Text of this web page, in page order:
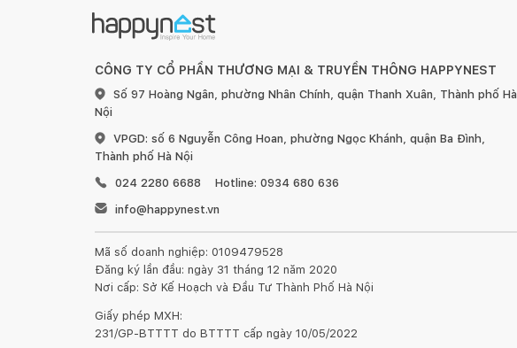
- Mẫu mã thiết kế: Hàn Quốc
CÔNG TY CỔ PHẦN THƯƠNG MẠI & TRUYỀN THÔNG HAPPYNEST
Số 97 Hoàng Ngân, phường Nhân Chính, quận Thanh Xuân, Thành phố Hà
Nội
VPGD: số 6 Nguyễn Công Hoan, phường Ngọc Khánh, quận Ba Đình,
Thành phố Hà Nội
024 2280 6688
Hotline: 0934 680 636
info@happynest.vn
Mã số doanh nghiệp: 0109479528
Đăng ký lần đầu: ngày 31 tháng 12 năm 2020
Nơi cấp: Sở Kế Hoạch và Đầu Tư Thành Phố Hà Nội
Giấy phép MXH:
231/GP-BTTTT do BTTTT cấp ngày 10/05/2022